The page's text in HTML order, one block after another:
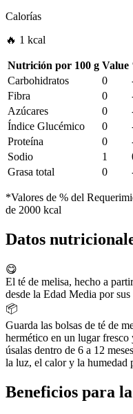
Calorías
🔥 1 kcal
Nutrición por 100 g Value
Carbohidratos
0
Fibra
0
Azúcares
0
Índice Glucémico
0
Proteína
0
Sodio
1
Grasa total
0
*Valores de % del
de 2000 kcal
Datos
😋
El té de melisa, hecho a
desde la Edad Media por sus
📦
Guarda las bolsas de té de
hermético en un lugar fresco
úsalas dentro de 6 a 12
la luz, el calor y la humedad
Beneficios para